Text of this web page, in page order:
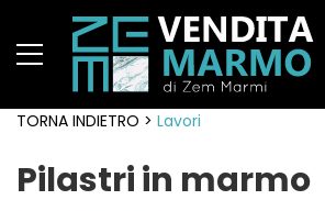
TORNA INDIETRO > Lavori
Pilastri in marmo